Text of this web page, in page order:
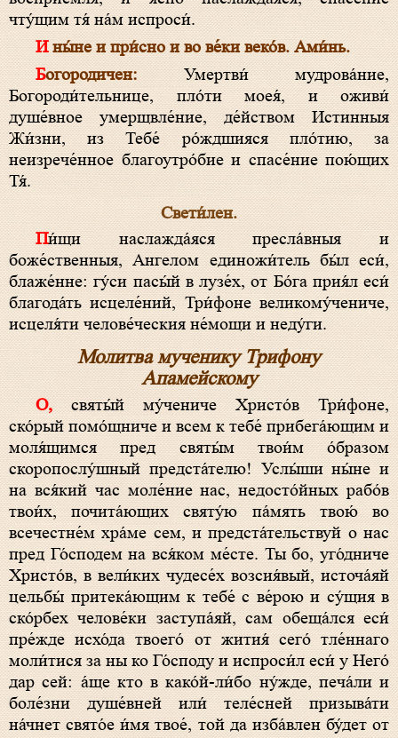
чту́щим тя́ на́м испроси́.
И ны́не и при́сно и во ве́ки веко́в. Ами́нь.
Богородичен:Умертви́ мудрова́ние,
Богороди́тельнице, пло́ти моея́, и оживи́
душе́вное умерщвле́ние, де́йством Истинныя
Жи́зни, из Тебе́ ро́ждшияся пло́тию, за
неизрече́нное благоутро́бие и спасе́ние пою́щих
Тя́.
Свети́лен.
Пи́щи наслажда́яся пресла́вныя и
боже́cтвенныя, Ангелом единожи́тель бы́л еси́,
блаже́нне: гу́си пасы́й в лузе́х, от Бо́га прия́л еси́
благода́ть исцеле́ний, Три́фоне великому́чениче,
исцеля́ти челове́ческия не́мощи и неду́ги.
Молитва мученику Трифону
Апамейскому
О, святы́й му́чениче Христо́в Три́фоне,
ско́рый помо́щниче и всем к тебе́ прибега́ющим и
моля́щимся пред святы́м твои́м о́бразом
скоропослу́шный предста́телю! Услы́ши ны́не и
на вся́кий час моле́ние нас, недосто́йных рабо́в
твои́х, почита́ющих святу́ю па́мять твою́ во
всечестне́м хра́ме сем, и предста́тельствуй о нас
пред Го́сподем на вся́ком ме́сте. Ты бо, уго́дниче
Христо́в, в вели́ких чудесе́х возсия́вый, источа́яй
цельбы́ притека́ющим к тебе́ с ве́рою и су́щия в
ско́рбех челове́ки заступа́яй, сам обеща́лся еси́
пре́жде исхо́да твоего́ от жития́ сего́ тле́ннаго
моли́тися за ны ко Го́споду и испроси́л еси́ у Него́
дар сей: а́ще кто в како́й-ли́бо ну́жде, печа́ли и
боле́зни душе́вней или́ теле́сней призыва́ти
на́чнет свято́е и́мя твое́, той да изба́влен бу́дет от